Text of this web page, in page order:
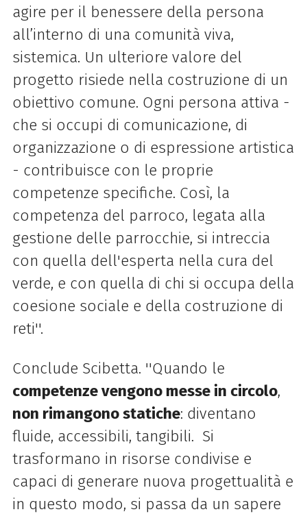
agire per il benessere della persona
all’interno di una comunità viva,
sistemica. Un ulteriore valore del
progetto risiede nella costruzione di un
obiettivo comune. Ogni persona attiva -
che si occupi di comunicazione, di
organizzazione o di espressione artistica
- contribuisce con le proprie
competenze specifiche. Così, la
competenza del parroco, legata alla
gestione delle parrocchie, si intreccia
con quella dell'esperta nella cura del
verde, e con quella di chi si occupa della
coesione sociale e della costruzione di
reti''.
Conclude Scibetta. ''Quando le
competenze vengono messe in circolo,
non rimangono statiche: diventano
fluide, accessibili, tangibili. Si
trasformano in risorse condivise e
capaci di generare nuova progettualità e
in questo modo, si passa da un sapere